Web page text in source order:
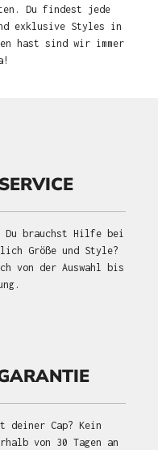
Du findest jede
exklusive Styles in
hast sind wir immer
Du brauchst Hilfe bei
Größe und Style?
von der Auswahl bis
Cap? Kein
von 30 Tagen an